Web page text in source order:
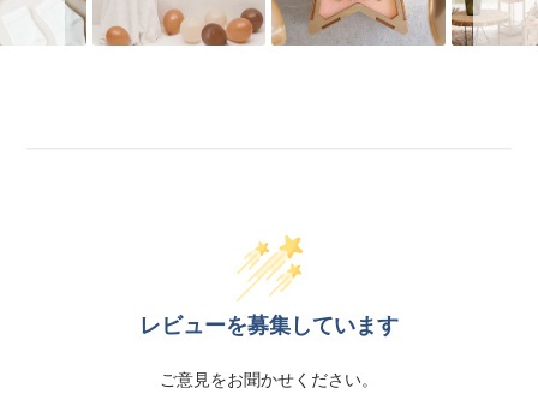
レビューを募集しています
ご意見をお聞かせください。